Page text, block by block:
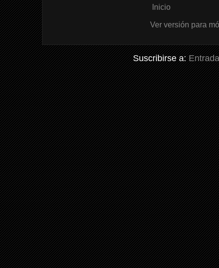
Inicio
Ver versión para
Suscribirse a: